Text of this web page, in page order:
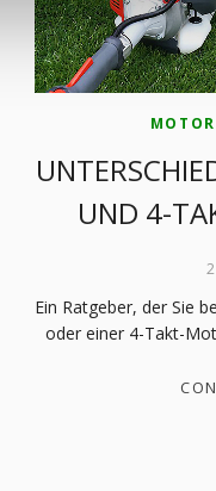
UND 4-
Ein Ratgeber, der Sie
oder einer 4-Takt-